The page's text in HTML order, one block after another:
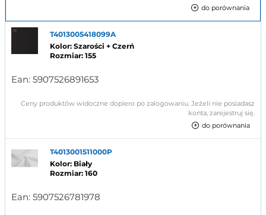
do porównania
T4013005418099A
Kolor: Szarości + Czerń
Rozmiar: 155
Ean: 5907526891653
Ceny produktów widoczne dopiero po zalogowaniu. Jeżeli nie posiadasz
konta, zarejestruj się.
do porównania
T4013001511000P
Kolor: Biały
Rozmiar: 160
Ean: 5907526781978